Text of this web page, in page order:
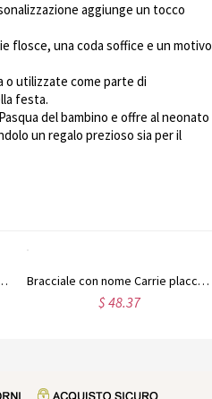
aggiunge un tocco
flosce, una coda soffice e un motivo
o utilizzate come parte di
festa.
del bambino e offre al neonato
un regalo prezioso sia per il
sterling con nome Carrie Bracciale con nome Carrie placcato oro 18k a doppio scopo
$ 48.37